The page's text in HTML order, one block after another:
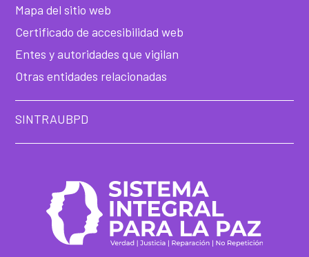
Mapa del sitio web
Certificado de accesibilidad web
Entes y autoridades que vigilan
Otras entidades relacionadas
SINTRAUBPD